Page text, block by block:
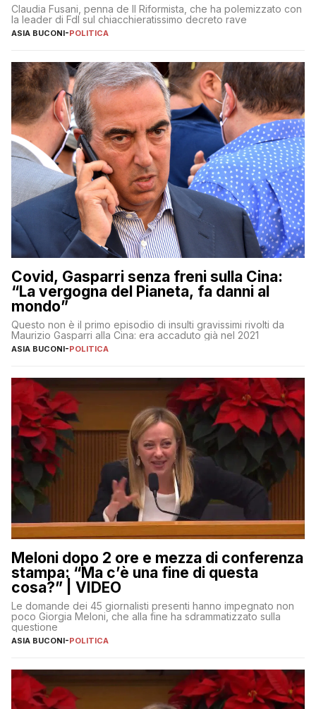
Claudia Fusani, penna de Il Riformista, che ha polemizzato con
la leader di FdI sul chiacchieratissimo decreto rave
ASIA BUCONI-POLITICA
Covid, Gasparri senza freni sulla Cina:
“La vergogna del Pianeta, fa danni al
mondo”
Questo non è il primo episodio di insulti gravissimi rivolti da
Maurizio Gasparri alla Cina: era accaduto già nel 2021
ASIA BUCONI-POLITICA
Meloni dopo 2 ore e mezza di conferenza
stampa: “Ma c’è una fine di questa
cosa?” | VIDEO
Le domande dei 45 giornalisti presenti hanno impegnato non
poco Giorgia Meloni, che alla fine ha sdrammatizzato sulla
questione
ASIA BUCONI-POLITICA